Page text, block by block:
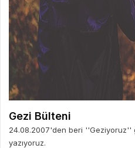
Gezi Bülteni
24.08.2007'den beri ''Geziyoruz''
yazıyoruz.